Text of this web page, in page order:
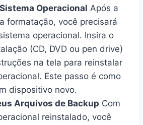
Operacional Após a
formatação, você precisará
operacional. Insira o
(CD, DVD ou pen drive)
na tela para reinstalar
Este passo é como
dispositivo novo.
Arquivos de Backup Com
reinstalado, você